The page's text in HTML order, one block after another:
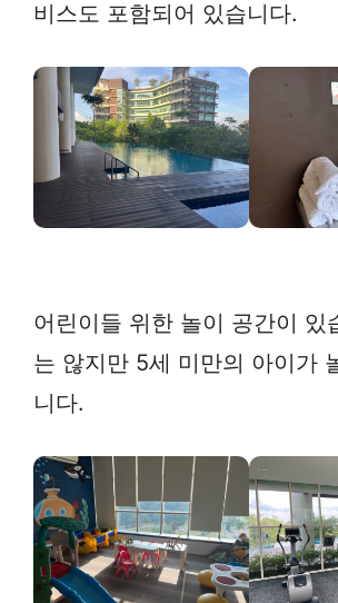
비스도 포함되어 있습니다.
어린이들 위한 놀이 공간이 있
는 않지만 5세 미만의 아이가
니다.